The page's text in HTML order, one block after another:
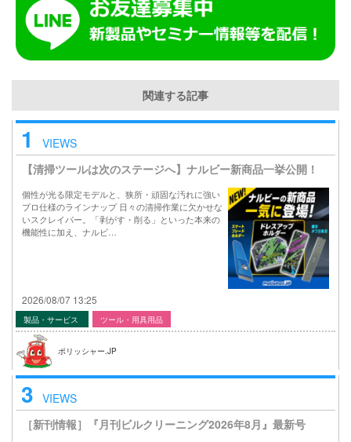
関連する記事
1
VIEWS
【清掃ツールは次のステージへ】ナルビー新商品一挙公開！
個性が光る限定モデルと、狭所・頑固な汚れに強い
プロ仕様のラインナップ 日々の清掃作業に欠かせな
いスクレイパー。「剥がす・削る」といった本来の
機能性に加え、ナルビ…
2026/08/07 13:25
製品・サービス ツール・用具用品
ポリッシャー.JP
3 VIEWS
［新刊情報］『月刊ビルクリーニング2026年8月』最新号